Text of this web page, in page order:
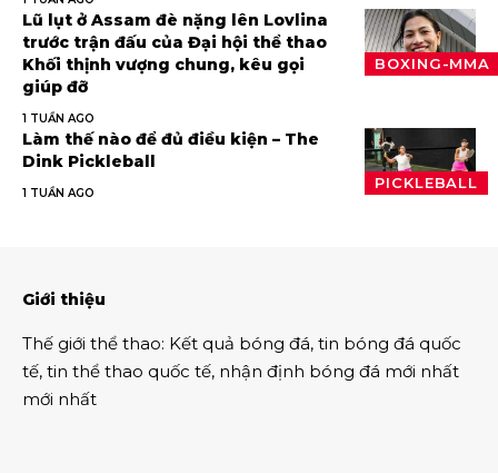
BOXING-MMA
Lũ lụt ở Assam đè nặng lên Lovlina
trước trận đấu của Đại hội thể thao
Khối thịnh vượng chung, kêu gọi
giúp đỡ
1 TUẦN AGO
PICKLEBALL
Làm thế nào để đủ điều kiện – The
Dink Pickleball
1 TUẦN AGO
Giới thiệu
Thế giới thể thao: Kết quả bóng đá, tin bóng đá quốc
tế, tin thể thao quốc tế, nhận định bóng đá mới nhất
mới nhất